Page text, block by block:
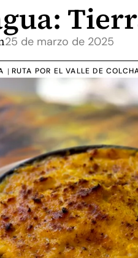
25 de marzo de 2025
| RUTA POR EL VALLE DE